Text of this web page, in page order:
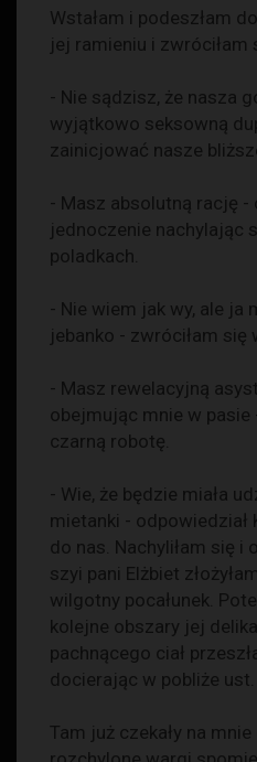
Wstałam i podeszłam
jej ramieniu i zwróciłam
- Nie sądzisz, że nasza
wyjątkowo seksowną
zainicjować nasze
- Masz absolutną rację -
jednoczenie nachylając
poladkach.
- Nie wiem jak wy, ale ja
jebanko - zwróciłam się
- Masz rewelacyjną
obejmując mnie w pasie
czarną robotę.
- Wie, że będzie miała
mietanki -
do nas. Nachyliłam się i
szyi pani Elżbiet
wilgotny pocałunek.
kolejne obszary jej
pachnącego ciał
docierając w pobliże ust.
Tam już czekały na